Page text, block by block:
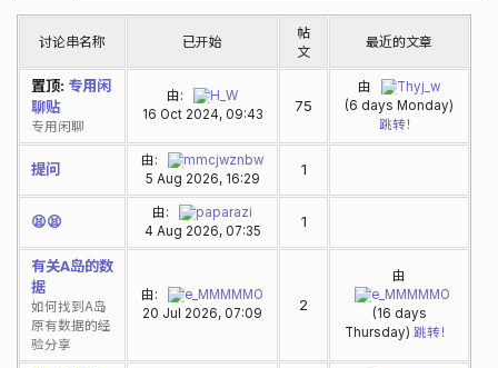
讨论串名称 已开始
帖
文
最近的文章
置顶: 专用闲
聊贴
专用闲聊
由:
H_W
16 Oct 2024, 09:43
75
由
Thyj_w
(6 days Monday)
跳转！
提问 由:
mmcjwznbw
5 Aug 2026, 16:29
1
😫😫 由:
paparazi
4 Aug 2026, 07:35
1
有关A岛的数
据
如何找到A岛
原有数据的经
验分享
由:
e_MMMMMO
20 Jul 2026, 07:09
2
由
e_MMMMMO
(16 days
Thursday) 跳转！